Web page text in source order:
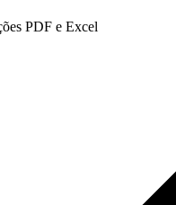
PDF e Excel